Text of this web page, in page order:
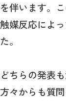
を伴います。
触媒反応によ
た。
どちらの発表
方々からも質